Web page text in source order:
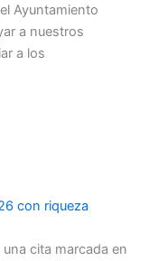
Ayuntamiento
a nuestros
a los
con riqueza
cita marcada en